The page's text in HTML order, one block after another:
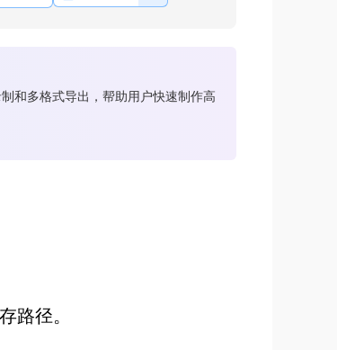
和多格式导出，帮助用户快速制作高
路径。